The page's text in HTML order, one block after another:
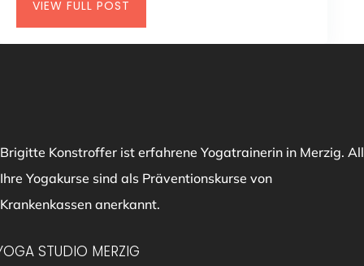
VIEW FULL POST
Brigitte Konstroffer ist erfahrene Yogatrainerin in Merzig. All
Ihre Yogakurse sind als Präventionskurse von
Krankenkassen anerkannt.
STUDIO MERZIG